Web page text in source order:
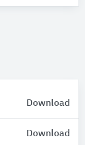
Download
Download